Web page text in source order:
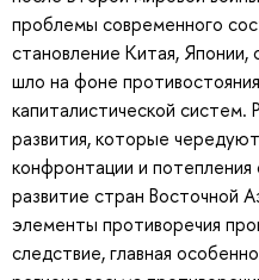
проблемы современного
становление Китая, Японии,
шло на фоне
капиталистической систем.
развития, которые
конфронтации и
развитие стран Восточной
элементы противоречия
следствие, главная